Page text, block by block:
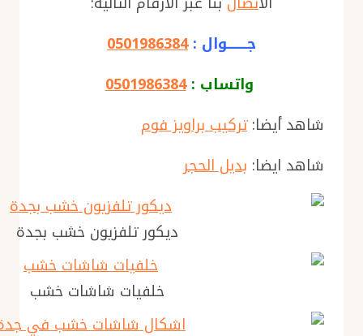
جــــــــوال :0501986384
واتساب :0501986384
شاهد أيضا:تركيب براويز فوم
شاهد ايضا: بديل الحجر
ديكور تلفزيون خشب بجدة
خلفيات شاشات خشب